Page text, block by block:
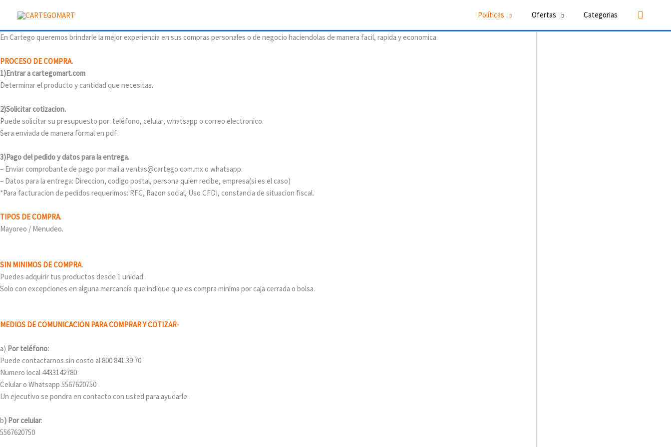
contenido
Políticas Ofertas Categorias Buscar
En Cartego queremos brindarle la mejor experiencia en sus compras personales o de negocio haciendolas de manera facil, rapida y economica.
PROCESO DE COMPRA.
1)Entrar a cartegomart.com
Determinar el producto y cantidad que necesitas.
2)Solicitar cotizacion.
Puede solicitar su presupuesto por: teléfono, celular, whatsapp o correo electronico.
Sera enviada de manera formal en pdf.
3)Pago del pedido y datos para la entrega.
– Enviar comprobante de pago por mail a ventas@cartego.com.mx o whatsapp.
– Datos para la entrega: Direccion, codigo postal, persona quien recibe, empresa(si es el caso)
*Para facturacion de pedidos requerimos: RFC, Razon social, Uso CFDI, constancia de situacion fiscal.
TIPOS DE COMPRA.
Mayoreo / Menudeo.
SIN MINIMOS DE COMPRA.
Puedes adquirir tus productos desde 1 unidad.
Solo con excepciones en alguna mercancía que indique que es compra minima por caja cerrada o bolsa.
MEDIOS DE COMUNICACION PARA COMPRAR Y COTIZAR-
a) Por teléfono:
Puede contactarnos sin costo al 800 841 39 70
Numero local 4433142780
Celular o Whatsapp 5567620750
Un ejecutivo se pondra en contacto con usted para ayudarle.
b) Por celular:
5567620750